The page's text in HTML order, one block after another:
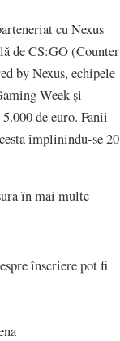
cu Nexus
de CS:GO (Counter
by Nexus, echipele
Week și
de euro. Fanii
împlinindu-se 20
în mai multe
înscriere pot fi